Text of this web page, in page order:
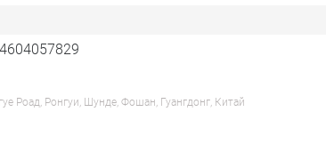
Роад, Ронгуи, Шунде, Фошан, Гуангдонг, Китай